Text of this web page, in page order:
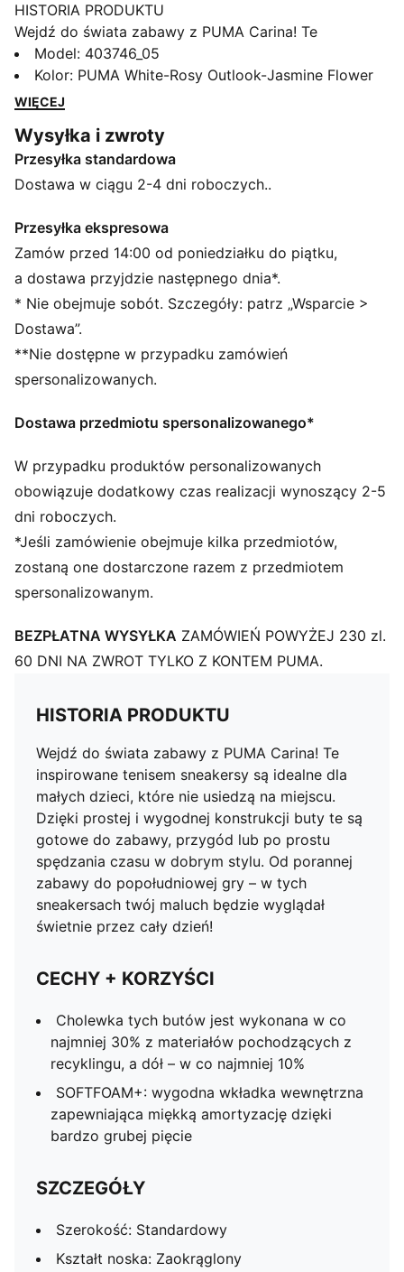
HISTORIA PRODUKTU
Wejdź do świata zabawy z PUMA Carina! Te
inspirowane tenisem sneakersy są idealne dla małych
dzieci, które nie usiedzą na miejscu. Dzięki prostej i
wygodnej konstrukcji buty te są gotowe do zabawy,
stylu. Od porannej zabawy do popołudniowej gry – w
tych sneakersach twój maluch będzie wyglądał
świetnie przez cały dzień!
Cholewka tych butów jest wykonana w co najmniej
30% z materiałów pochodzących z recyklingu, a dół –
w co najmniej 10%
SOFTFOAM+: wygodna wkładka wewnętrzna
zapewniająca miękką amortyzację dzięki bardzo
grubej pięcie
SZCZEGÓŁY
Szerokość: Standardowy
Zapięcie: Sznurówki
Rodzaj obcasa: Platforma
Podszewka: Materiał tekstylny
Podeszwa zewnętrzna: Gumowa
Styl PUMA dla młodzieży: produkty polecane dla
dzieci pomiędzy 8. a 16. rokiem życia
Model: 403746_05
Kolor: PUMA White-Rosy Outlook-Jasmine Flower
WIĘCEJ
Wysyłka i zwroty
Przesyłka standardowa
Dostawa w ciągu 2-4 dni roboczych..
Przesyłka ekspresowa
Zamów przed 14:00 od poniedziałku do piątku,
a dostawa przyjdzie następnego dnia*.
* Nie obejmuje sobót. Szczegóły: patrz „Wsparcie >
Dostawa”.
**Nie dostępne w przypadku zamówień
spersonalizowanych.
Dostawa przedmiotu spersonalizowanego*
W przypadku produktów personalizowanych
obowiązuje dodatkowy czas realizacji wynoszący 2-5
dni roboczych.
*Jeśli zamówienie obejmuje kilka przedmiotów,
zostaną one dostarczone razem z przedmiotem
spersonalizowanym.
BEZPŁATNA WYSYŁKA ZAMÓWIEŃ POWYŻEJ 230 zl.
60 DNI NA ZWROT TYLKO Z KONTEM PUMA.
HISTORIA PRODUKTU
Wejdź do świata zabawy z PUMA Carina! Te
inspirowane tenisem sneakersy są idealne dla
małych dzieci, które nie usiedzą na miejscu.
Dzięki prostej i wygodnej konstrukcji buty te są
gotowe do zabawy, przygód lub po prostu
spędzania czasu w dobrym stylu. Od porannej
zabawy do popołudniowej gry – w tych
sneakersach twój maluch będzie wyglądał
świetnie przez cały dzień!
CECHY + KORZYŚCI
Cholewka tych butów jest wykonana w co
najmniej 30% z materiałów pochodzących z
recyklingu, a dół – w co najmniej 10%
SOFTFOAM+: wygodna wkładka wewnętrzna
zapewniająca miękką amortyzację dzięki
bardzo grubej pięcie
SZCZEGÓŁY
Szerokość: Standardowy
Kształt noska: Zaokrąglony